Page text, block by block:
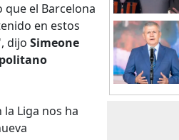
que el Barcelona
en estos
dijo Simeone
Liga nos ha